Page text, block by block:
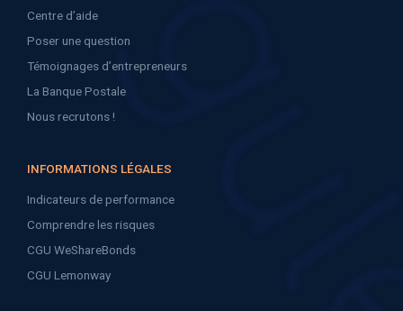
Centre d’aide
Poser une question
Témoignages d’entrepreneurs
La Banque Postale
Nous recrutons !
INFORMATIONS LÉGALES
Indicateurs de performance
Comprendre les risques
CGU WeShareBonds
CGU Lemonway